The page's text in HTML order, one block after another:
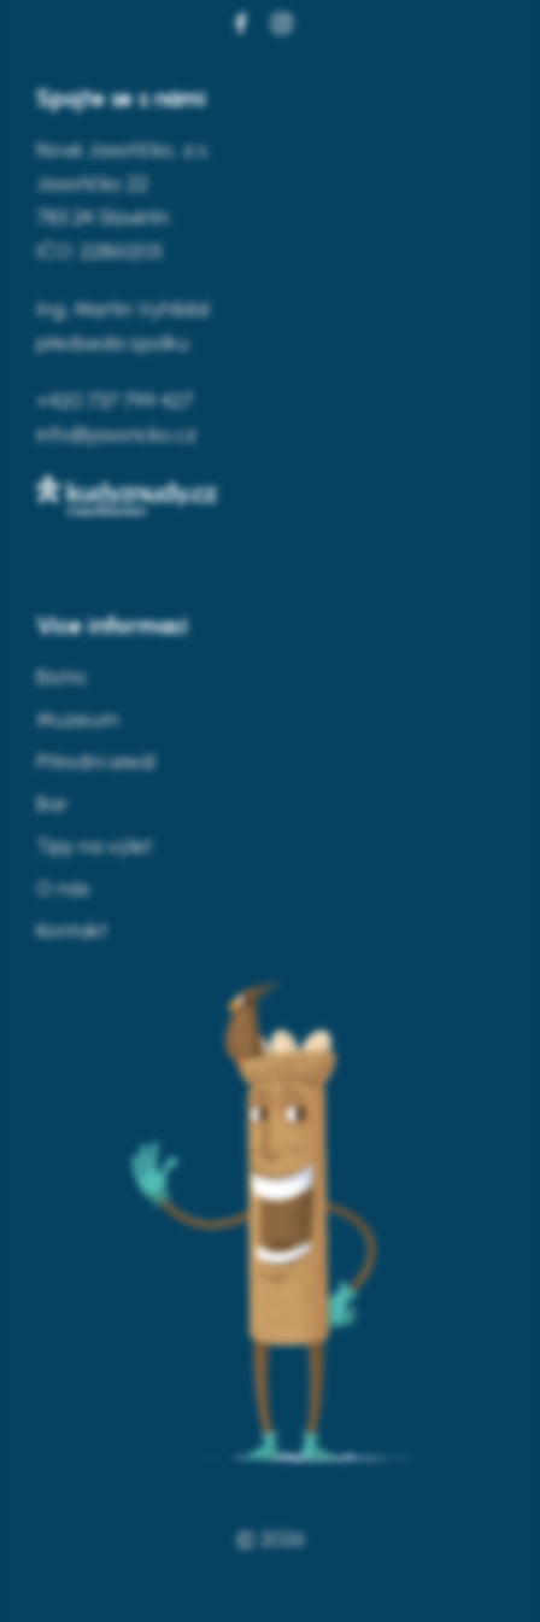
Spojte se s námi
Nové Javoříčko, z.s.
Javoříčko 22
783 24 Slavětín
IČO: 22861203
Ing. Martin Vyhlídal
předseda spolku
+420 737 799 427
info@javoricko.cz
Více informací
Bistro
Muzeum
Přírodní areál
Bar
Tipy na výlet
O nás
Kontakt
© 2026